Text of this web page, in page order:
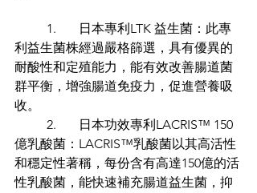
利益生菌株經過嚴格篩選，具有優異的
耐酸性和定殖能力，能有效改善腸道菌
群平衡，增強腸道免疫力，促進營養吸
收。
億乳酸菌：LACRIS™️乳酸菌以其高活性
和穩定性著稱，每份含有高達150億的活
性乳酸菌，能快速補充腸道益生菌，抑